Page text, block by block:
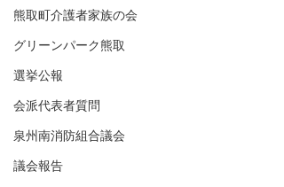
熊取町介護者家族の会
グリーンパーク熊取
選挙公報
会派代表者質問
泉州南消防組合議会
議会報告